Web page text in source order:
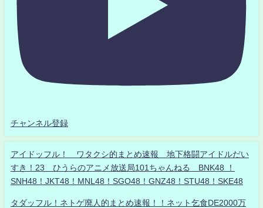
チャンネル登録
アイドッフル！ ワタクシ的まとめ速報 地下格闘アイドルだい
すき！23 ひうらのアニメ放送局101ちゃんねる BNK48 ！
SNH48！JKT48！MNL48！SGO48！GNZ48！STU48！SKE48
タダッフル！ネトゲ廃人的まとめ速報！！ネット乞食DE2000万